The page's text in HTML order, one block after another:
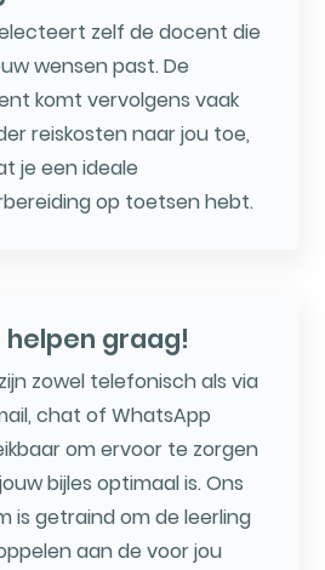
zelf de docent die
wensen past. De
komt vervolgens vaak
reiskosten naar jou toe,
je een ideale
op toetsen hebt.
helpen graag!
zowel telefonisch als via
chat of WhatsApp
om ervoor te zorgen
bijles optimaal is. Ons
is getraind om de leerling
aan de voor jou